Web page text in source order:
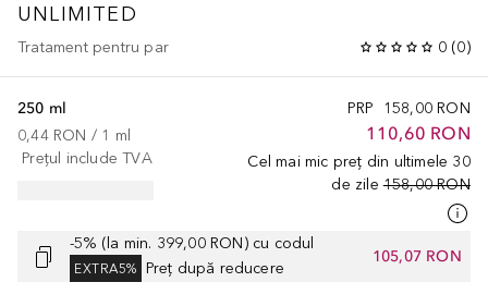
UNLIMITED
Tratament pentru par 0 (0)
PRP 158,00 RON
110,60 RON
Cel mai mic preț din ultimele 30
de zile 158,00 RON
250 ml
0,44 RON / 1 ml
Prețul include TVA
-5% (la min. 399,00 RON) cu codul
EXTRA5% Preț după reducere
105,07 RON